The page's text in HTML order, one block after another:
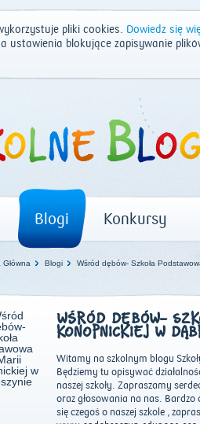
pliki cookies. Dowiedz się
ustawienia blokujące zapisywanie
Blogi Konkursy
Blogi Wśród dębów- Szkoła
WŚRÓD DĘBÓW-
KONOPNICKIEJ W
Witamy na szkolnym blogu
Będziemy tu opisywać
naszej szkoły. Zapraszamy
oraz głosowania na nas. Bardzo
się czegoś o naszej szkole ,